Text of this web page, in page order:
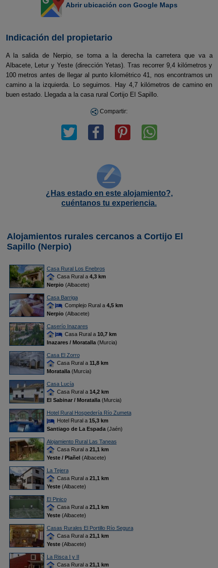
Abrir ubicación con Google Maps
Indicación del propietario
A la salida de Nerpio, se toma a la derecha la carretera que va a
Albacete, Letur y Yeste (dirección Yetas). Tras recorrer 9,4 kilómetros y
100 metros antes de llegar al punto kilométrico 41, nos encontramos un
camino a la izquierda. Lo seguimos. Hay 4,7 kilómetros de camino en
buen estado. Llegada a la casa rural Cortijo El Sapillo.
Compartir:
¿Has estado en este alojamiento?,
cuéntanos tu experiencia.
Alojamientos rurales cercanos a Cortijo El
Sapillo (Nerpio)
Casa Rural Los Enebros
Casa Rural a 4,3 km
Nerpio(Albacete)
Casa Barriga
Complejo Rural a 4,5 km
Nerpio(Albacete)
Caserío Inazares
Casa Rural a 10,7 km
Inazares / Moratalla(Murcia)
Casa El Zorro
Casa Rural a 11,8 km
Moratalla(Murcia)
Casa Lucía
Casa Rural a 14,2 km
El Sabinar / Moratalla(Murcia)
Hotel Rural Hospedería Río Zumeta
Hotel Rural a 15,3 km
Santiago de La Espada(Jaén)
Alojamiento Rural Las Taneas
Casa Rural a 21,1 km
Yeste / Plañel(Albacete)
La Tejera
Casa Rural a 21,1 km
Yeste(Albacete)
El Pinico
Casa Rural a 21,1 km
Yeste(Albacete)
Casas Rurales El Portillo Río Segura
Casa Rural a 21,1 km
Yeste(Albacete)
La Risca I y II
Casa Rural a 21,1 km